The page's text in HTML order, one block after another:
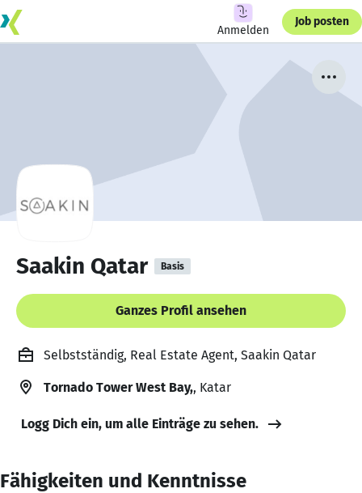
Anmelden
Job posten
Saakin Qatar Basis
Ganzes Profil ansehen
Selbstständig, Real Estate Agent, Saakin Qatar
Tornado Tower West Bay,, Katar
Logg Dich ein, um alle Einträge zu sehen.
Fähigkeiten und Kenntnisse